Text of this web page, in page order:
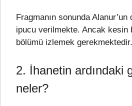
Fragmanın sonunda
ipucu verilmekte. Ancak kesin
bölümü izlemek gerekmektedir.
2. İhanetin ardındaki
neler?